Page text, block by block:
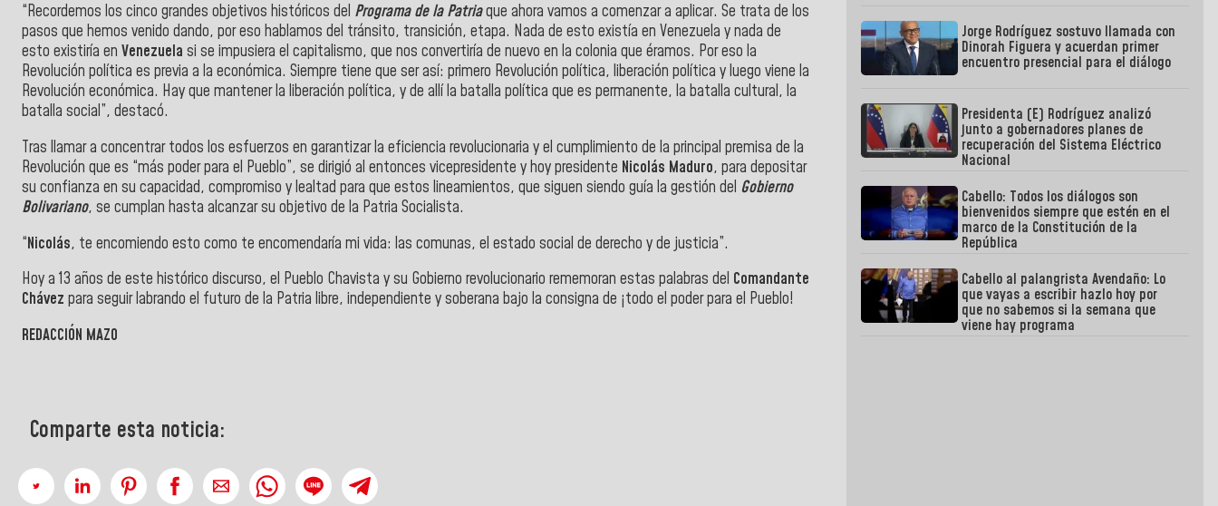
“Recordemos los cinco grandes objetivos históricos del Programa de la Patriaque ahora vamos a comenzar a aplicar. Se trata de los
pasos que hemos venido dando, por eso hablamos del tránsito, transición, etapa. Nada de esto existía en Venezuela y nada de
esto existiría en Venezuela si se impusiera el capitalismo, que nos convertiría de nuevo en la colonia que éramos. Por eso la
Revolución política es previa a la económica. Siempre tiene que ser así: primero Revolución política, liberación política y luego viene la
Revolución económica. Hay que mantener la liberación política, y de allí la batalla política que es permanente, la batalla cultural, la
batalla social”, destacó.
Tras llamar a concentrar todos los esfuerzos en garantizar la eficiencia revolucionaria y el cumplimiento de la principal premisa de la
Revolución que es “más poder para el Pueblo”, se dirigió al entonces vicepresidente y hoy presidente Nicolás Maduro, para depositar
su confianza en su capacidad, compromiso y lealtad para que estos lineamientos, que siguen siendo guía la gestión del Gobierno
Bolivariano, se cumplan hasta alcanzar su objetivo de la Patria Socialista.
“Nicolás, te encomiendo esto como te encomendaría mi vida: las comunas, el estado social de derecho y de justicia”.
Hoy a 13 años de este histórico discurso, el Pueblo Chavista y su Gobierno revolucionario rememoran estas palabras del Comandante
Chávez para seguir labrando el futuro de la Patria libre, independiente y soberana bajo la consigna de ¡todo el poder para el Pueblo!
REDACCIÓN MAZO
Comparte esta noticia:
Jorge Rodríguez sostuvo llamada con
Dinorah Figuera y acuerdan primer
encuentro presencial para el diálogo
Presidenta (E) Rodríguez analizó
junto a gobernadores planes de
recuperación del Sistema Eléctrico
Nacional
Cabello: Todos los diálogos son
bienvenidos siempre que estén en el
marco de la Constitución de la
República
Cabello al palangrista Avendaño: Lo
que vayas a escribir hazlo hoy por
que no sabemos si la semana que
viene hay programa